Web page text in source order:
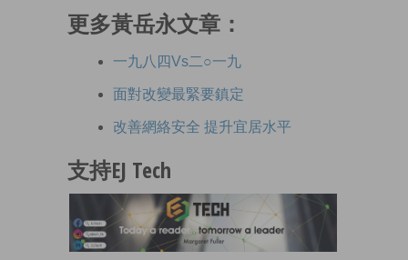
更多黃岳永文章：
一九八四Vs二○一九
面對改變最緊要鎮定
改善網絡安全 提升宜居水平
支持EJ Tech